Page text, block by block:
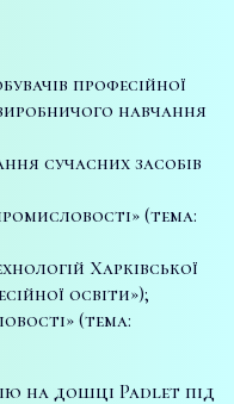
професійної
навчання
сучасних засобів
(тема:
Харківської
освіти»);
(тема:
на дошці Padlet під